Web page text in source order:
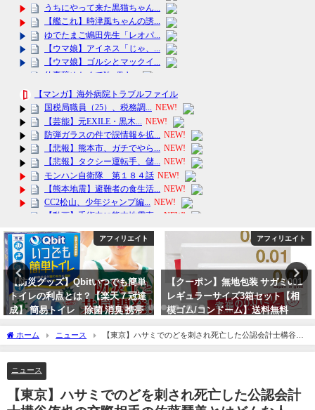
アフィリエイト
【防災グッズ】Qbitいつでも簡単
トイレの利点とは？【楽天７冠達
成】 簡易トイレ 除菌 消臭 携帯
トイレ 送料無料！地震対策
アフィリエイト
【クーポン】無地包装 サガミ001
レギュラーサイズ3箱セット【相
模ゴム/コンドーム】送料無料
ホーム ニュース
【東京】ハサミでのどを刺され死亡した公認会計士構谷侑
也の交際相手の佐藤琴美とはどんな人
ニュース
【東京】ハサミでのどを刺され死亡した公認会計